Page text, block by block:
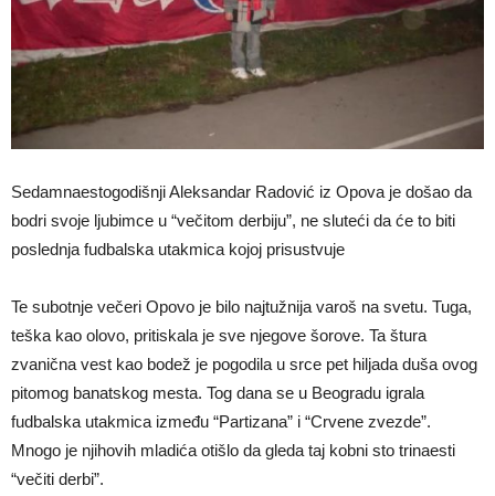
Sedamnaestogodišnji Aleksandar Radović iz Opova je došao da
bodri svoje ljubimce u “večitom derbiju”, ne sluteći da će to biti
poslednja fudbalska utakmica kojoj prisustvuje
Te subotnje večeri Opovo je bilo najtužnija varoš na svetu. Tuga,
teška kao olovo, pritiskala je sve njegove šorove. Ta štura
zvanična vest kao bodež je pogodila u srce pet hiljada duša ovog
pitomog banatskog mesta. Tog dana se u Beogradu igrala
fudbalska utakmica između “Partizana” i “Crvene zvezde”.
Mnogo je njihovih mladića otišlo da gleda taj kobni sto trinaesti
“večiti derbi”.